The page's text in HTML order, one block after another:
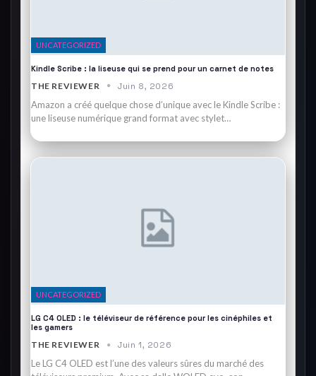
UNCATEGORIZED
Kindle Scribe : la liseuse qui se prend pour un carnet de notes
THE REVIEWER
Juin 8, 2026
Amazon a créé quelque chose d’unique avec le Kindle Scribe :
une liseuse numérique grand format avec stylet…
UNCATEGORIZED
LG C4 OLED : le téléviseur de référence pour les cinéphiles et
les gamers
THE REVIEWER
Juin 1, 2026
Le LG C4 OLED est l’une des valeurs sûres du marché des